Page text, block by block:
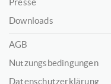
Presse
Downloads
AGB
Nutzungsbedingungen
Datenschutzerklärung